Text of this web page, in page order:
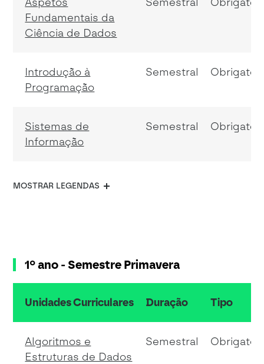
Fundamentais da
Ciência de Dados
Introdução à
Programação
Semestral
Sistemas de
Informação
Semestral
MOSTRAR LEGENDAS
1º ano - Semestre Primavera
resumo do conteudo da tabela
Unidades Curriculares Duração Tipo
Algoritmos e
Estruturas de Dados
Semestral